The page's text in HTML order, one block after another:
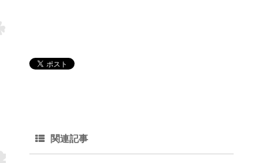
関連記事